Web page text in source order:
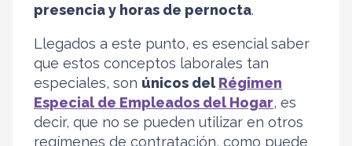
presencia y horas de pernocta.
Llegados a este punto, es esencial saber
que estos conceptos laborales tan
especiales, son únicos del Régimen
Especial de Empleados del Hogar, es
decir, que no se pueden utilizar en otros
regímenes de contratación, como puede